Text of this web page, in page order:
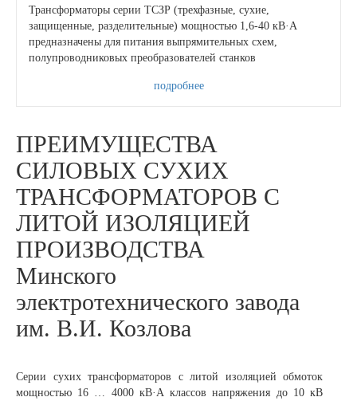
Трансформаторы серии ТСЗР (трехфазные, сухие,
защищенные, разделительные) мощностью 1,6-40 кВ·А
предназначены для питания выпрямительных схем,
полупроводниковых преобразователей станков
подробнее
ПРЕИМУЩЕСТВА
СИЛОВЫХ СУХИХ
ТРАНСФОРМАТОРОВ С
ЛИТОЙ ИЗОЛЯЦИЕЙ
ПРОИЗВОДСТВА
Минского
электротехнического завода
им. В.И. Козлова
Серии сухих трансформаторов с литой изоляцией обмоток
мощностью 16 … 4000 кВ·А классов напряжения до 10 кВ